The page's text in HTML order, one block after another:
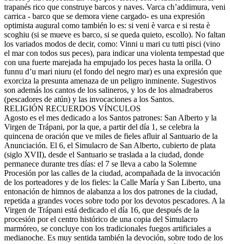
trapanés rico que construye barcos y naves. Varca ch’addimura, veni
carrica - barco que se demora viene cargado- es una expresión
optimista augural como también lo es: si veni è varca e si resta è
scoghiu (si se mueve es barco, si se queda quieto, escollo). No faltan
los variados modos de decir, como: Vinni u mari cu tutti pisci (vino
el mar con todos sus peces), para indicar una violenta tempestad que
con una fuerte marejada ha empujado los peces hasta la orilla. O
funnu d’u mari niuru (el fondo del negro mar) es una expresión que
exorciza la presunta amenaza de un peligro inminente. Sugestivos
son además los cantos de los salineros, y los de los almadraberos
(pescadores de atún) y las invocaciones a los Santos.
RELIGIÓN RECUERDOS VÍNCULOS
Agosto es el mes dedicado a los Santos patrones: San Alberto y la
Virgen de Trápani, por la que, a partir del día 1, se celebra la
quincena de oración que ve miles de fieles afluir al Santuario de la
Anunciación. El 6, el Simulacro de San Alberto, cubierto de plata
(siglo XVII), desde el Santuario se traslada a la ciudad, donde
permanece durante tres días: el 7 se lleva a cabo la Solemne
Procesión por las calles de la ciudad, acompañada de la invocación
de los porteadores y de los fieles: la Calle María y San Liberto, una
entonación de himnos de alabanza a los dos patrones de la ciudad,
repetida a grandes voces sobre todo por los devotos pescadores. A la
Virgen de Trápani está dedicado el día 16, que después de la
procesión por el centro histórico de una copia del Simulacro
marmóreo, se concluye con los tradicionales fuegos artificiales a
medianoche. Es muy sentida también la devoción, sobre todo de los